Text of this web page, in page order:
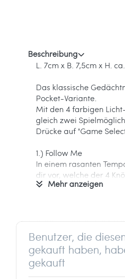
Beschreibung
L. 7cm x B. 7,5cm x H.
Das klassische
Pocket-Variante.
Mit den 4 farbigen
gleich zwei
Drücke auf "Game
1.) Follow Me
In einem rasanten
dir vor, welche der 4
sollst. Dauert es zu
Drück erneut, um das
2.) Memory-Spiel mit
Mehr anzeigen
Benutzer, die
gekauft haben,
gekauft